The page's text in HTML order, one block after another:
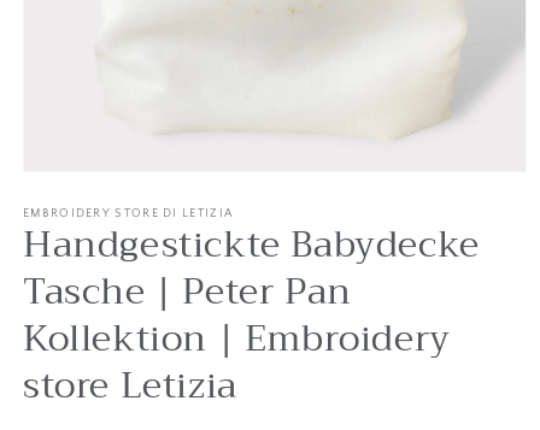
in
Modal
öffnen
EMBROIDERY STORE DI LETIZIA
Handgestickte Babydecke
Tasche | Peter Pan
Kollektion | Embroidery
store Letizia